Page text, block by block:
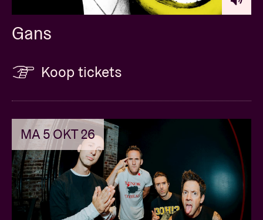
Gans
Koop tickets
MA 5 OKT 26